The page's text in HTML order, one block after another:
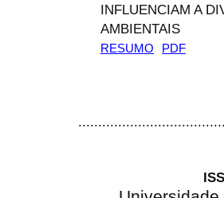
INFLUENCIAM A
AMBIENTAIS
RESUMO PDF